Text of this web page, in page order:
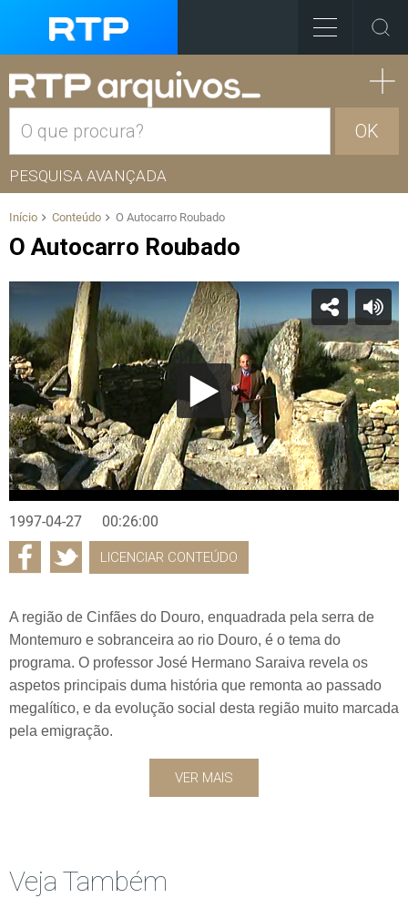
OK
PESQUISA AVANÇADA
Início Conteúdo O Autocarro Roubado
O Autocarro Roubado
1997-04-27 00:26:00
LICENCIAR CONTEÚDO
A região de Cinfães do Douro, enquadrada pela serra de
Montemuro e sobranceira ao rio Douro, é o tema do
programa. O professor José Hermano Saraiva revela os
aspetos principais duma história que remonta ao passado
megalítico, e da evolução social desta região muito marcada
pela emigração.
VER MAIS
Veja Também